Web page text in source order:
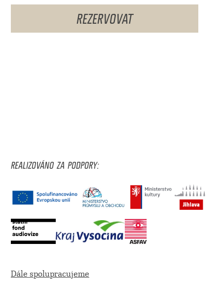
REZERVOVAT
REALIZOVÁNO ZA PODPORY:
Dále spolupracujeme